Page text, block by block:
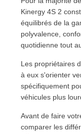
Kinergy 4S 2
équilibrés de la
polyvalence,
quotidienne tout
Les propriétaires
à eux s'orienter
spécifiquement
véhicules plus
Avant de faire
comparer les